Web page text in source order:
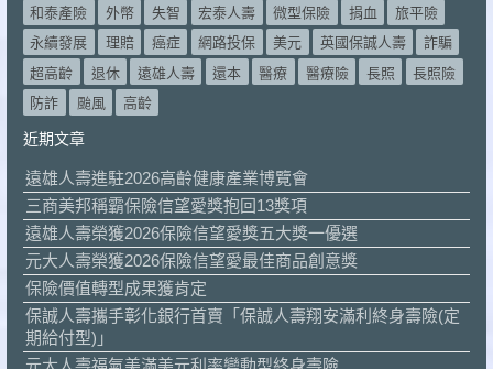
和泰產險
外幣 失智 宏泰人壽 微型保險 捐血
旅平險
永續發展
理賠 癌症 網路投保 美元 英國保誠人壽
詐騙
超高齡
退休 遠雄人壽 還本 醫療 醫療險 長照
長照險
防詐
颱風 高齡
近期文章
遠雄人壽進駐2026高齡健康產業博覽會
三商美邦稱霸保險信望愛獎抱回13獎項
遠雄人壽榮獲2026保險信望愛獎五大獎一優選
元大人壽榮獲2026保險信望愛最佳商品創意獎
保險價值轉型成果獲肯定
保誠人壽攜手彰化銀行首賣「保誠人壽翔安滿利終身壽險(定
期給付型)」
元大人壽福氣美滿美元利率變動型終身壽險